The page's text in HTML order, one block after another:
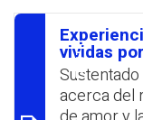
los valores
varones
mujeres.
סיכום
vividas
acerca del